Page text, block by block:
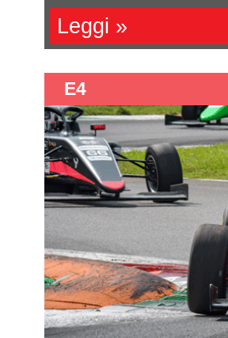
Leggi »
E4